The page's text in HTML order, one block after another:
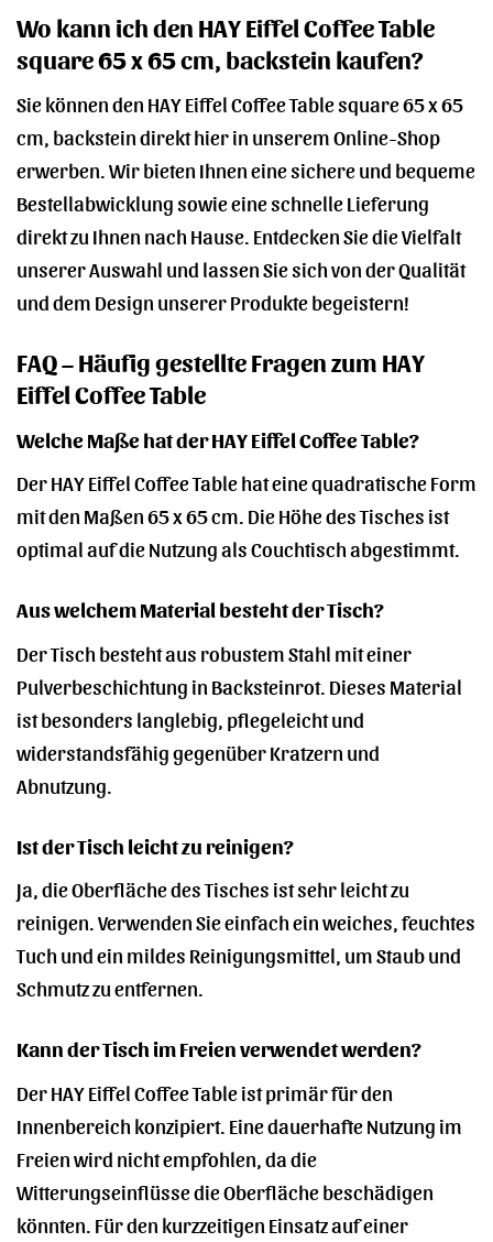
Wo kann ich den HAY Eiffel Coffee Table
square 65 x 65 cm, backstein kaufen?
Sie können den HAY Eiffel Coffee Table square 65 x 65
cm, backstein direkt hier in unserem Online-Shop
erwerben. Wir bieten Ihnen eine sichere und bequeme
Bestellabwicklung sowie eine schnelle Lieferung
direkt zu Ihnen nach Hause. Entdecken Sie die Vielfalt
unserer Auswahl und lassen Sie sich von der Qualität
und dem Design unserer Produkte begeistern!
FAQ – Häufig gestellte Fragen zum HAY
Eiffel Coffee Table
Welche Maße hat der HAY Eiffel Coffee Table?
Der HAY Eiffel Coffee Table hat eine quadratische Form
mit den Maßen 65 x 65 cm. Die Höhe des Tisches ist
optimal auf die Nutzung als Couchtisch abgestimmt.
Aus welchem Material besteht der Tisch?
Der Tisch besteht aus robustem Stahl mit einer
Pulverbeschichtung in Backsteinrot. Dieses Material
ist besonders langlebig, pflegeleicht und
widerstandsfähig gegenüber Kratzern und
Abnutzung.
Ist der Tisch leicht zu reinigen?
Ja, die Oberfläche des Tisches ist sehr leicht zu
reinigen. Verwenden Sie einfach ein weiches, feuchtes
Tuch und ein mildes Reinigungsmittel, um Staub und
Schmutz zu entfernen.
Kann der Tisch im Freien verwendet werden?
Der HAY Eiffel Coffee Table ist primär für den
Innenbereich konzipiert. Eine dauerhafte Nutzung im
Freien wird nicht empfohlen, da die
Witterungseinflüsse die Oberfläche beschädigen
könnten. Für den kurzzeitigen Einsatz auf einer